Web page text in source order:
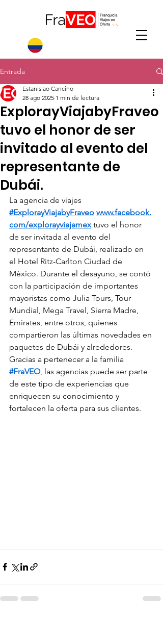
Entrada
ExplorayViajabyFraveo
tuvo el honor de ser
invitado al evento del
representante de
Dubái.
Estanislao Cancino
28 ago 2025 1 min de lectura
La agencia de viajes
#ExplorayViajabyFraveo www.facebook.
com/explorayviajamex tuvo el honor
de ser invitada al evento del
representante de Dubái, realizado en
el Hotel Ritz-Carlton Ciudad de
México. Durante el desayuno, se contó
con la participación de importantes
mayoristas como Julia Tours, Tour
Mundial, Mega Travel, Sierra Madre,
Emirates, entre otros, quienes
compartieron las últimas novedades en
paquetes de Dubái y alrededores.
Gracias a pertenecer a la familia
#FraVEO, las agencias puede ser parte
de este tipo de experiencias que
enriquecen su conocimiento y
fortalecen la oferta para sus clientes.